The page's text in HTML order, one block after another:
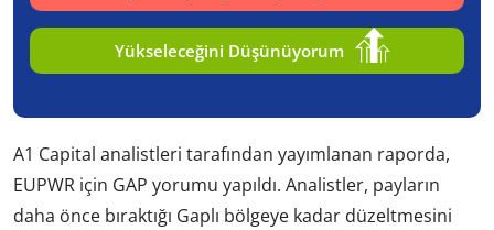
Yükseleceğini Düşünüyorum
A1 Capital analistleri tarafından yayımlanan raporda,
EUPWR için GAP yorumu yapıldı. Analistler, payların
daha önce bıraktığı Gaplı bölgeye kadar düzeltmesini